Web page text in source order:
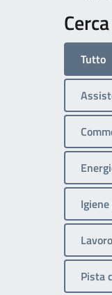
Tutto
Lavoro
Pista